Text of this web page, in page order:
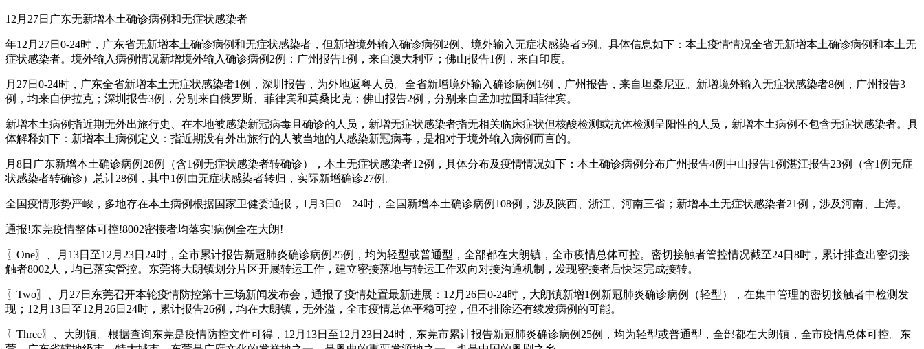
12月27日广东无新增本土确诊病例和无症状感染者
年12月27日0-24时，广东省无新增本土确诊病例和无症状感染者，但新增境外输入确诊病例2例、境外输入无症状感染者5例。具体信息如下：本土疫情情况全省无新增本土确诊病例和本土无
症状感染者。境外输入病例情况新增境外输入确诊病例2例：广州报告1例，来自澳大利亚；佛山报告1例，来自印度。
月27日0-24时，广东全省新增本土无症状感染者1例，深圳报告，为外地返粤人员。全省新增境外输入确诊病例1例，广州报告，来自坦桑尼亚。新增境外输入无症状感染者8例，广州报告3
例，均来自伊拉克；深圳报告3例，分别来自俄罗斯、菲律宾和莫桑比克；佛山报告2例，分别来自孟加拉国和菲律宾。
新增本土病例指近期无外出旅行史、在本地被感染新冠病毒且确诊的人员，新增无症状感染者指无相关临床症状但核酸检测或抗体检测呈阳性的人员，新增本土病例不包含无症状感染者。具
体解释如下：新增本土病例定义：指近期没有外出旅行的人被当地的人感染新冠病毒，是相对于境外输入病例而言的。
月8日广东新增本土确诊病例28例（含1例无症状感染者转确诊），本土无症状感染者12例，具体分布及疫情情况如下：本土确诊病例分布广州报告4例中山报告1例湛江报告23例（含1例无症
状感染者转确诊）总计28例，其中1例由无症状感染者转归，实际新增确诊27例。
全国疫情形势严峻，多地存在本土病例根据国家卫健委通报，1月3日0—24时，全国新增本土确诊病例108例，涉及陕西、浙江、河南三省；新增本土无症状感染者21例，涉及河南、上海。
通报!东莞疫情整体可控!8002密接者均落实!病例全在大朗!
〖One〗、月13日至12月23日24时，全市累计报告新冠肺炎确诊病例25例，均为轻型或普通型，全部都在大朗镇，全市疫情总体可控。密切接触者管控情况截至24日8时，累计排查出密切接
触者8002人，均已落实管控。东莞将大朗镇划分片区开展转运工作，建立密接落地与转运工作双向对接沟通机制，发现密接者后快速完成接转。
〖Two〗、月27日东莞召开本轮疫情防控第十三场新闻发布会，通报了疫情处置最新进展：12月26日0-24时，大朗镇新增1例新冠肺炎确诊病例（轻型），在集中管理的密切接触者中检测发
现；12月13日至12月26日24时，累计报告26例，均在大朗镇，无外溢，全市疫情总体平稳可控，但不排除还有续发病例的可能。
〖Three〗、大朗镇。根据查询东莞是疫情防控文件可得，12月13日至12月23日24时，东莞市累计报告新冠肺炎确诊病例25例，均为轻型或普通型，全部都在大朗镇，全市疫情总体可控。东